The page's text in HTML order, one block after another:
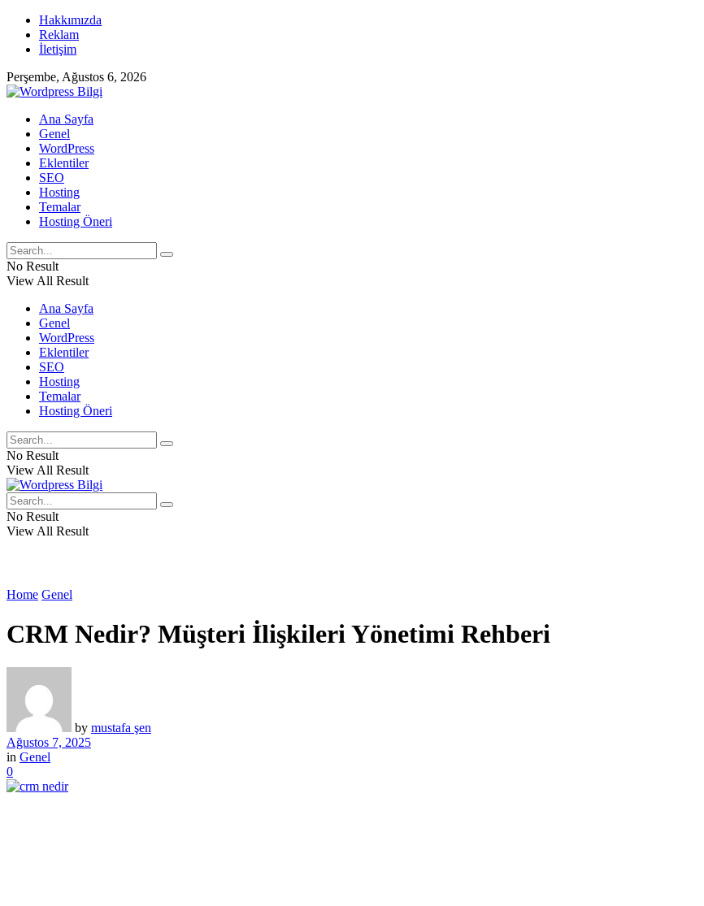
Hakkımızda
Reklam
İletişim
Perşembe, Ağustos 6, 2026
Ana Sayfa
Genel
WordPress
Eklentiler
SEO
Hosting
Temalar
Hosting Öneri
No Result
View All Result
Ana Sayfa
Genel
WordPress
Eklentiler
SEO
Hosting
Temalar
Hosting Öneri
No Result
View All Result
No Result
View All Result
Home Genel
CRM Nedir? Müşteri İlişkileri Yönetimi Rehberi
by mustafa şen
Ağustos 7, 2025
in Genel
0